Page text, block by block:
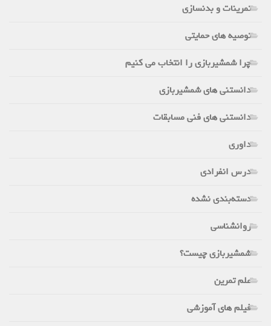
تمرینات و بدنسازی
توصیه های حمایتی
چرا شمشیربازی را انتخاب می کنیم
دانستنی های شمشیربازی
دانستنی های فنی مسابقات
داوری
درس انفرادی
دسته‌بندی نشده
روانشناسی
شمشیربازی چیست؟
علم تمرین
فیلم های آموزشی